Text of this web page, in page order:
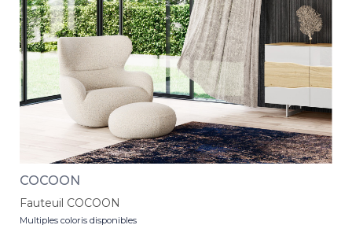
COCOON
Fauteuil COCOON
Multiples coloris disponibles